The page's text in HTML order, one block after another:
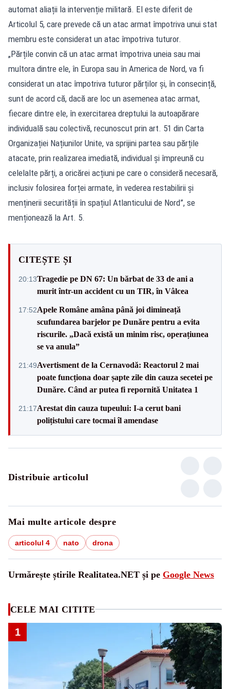
automat aliații la intervenție militară. El este diferit de
Articolul 5, care prevede că un atac armat împotriva unui stat
membru este considerat un atac împotriva tuturor.
„Părțile convin că un atac armat împotriva uneia sau mai
multora dintre ele, în Europa sau în America de Nord, va fi
considerat un atac împotriva tuturor părților și, în consecință,
sunt de acord că, dacă are loc un asemenea atac armat,
fiecare dintre ele, în exercitarea dreptului la autoapărare
individuală sau colectivă, recunoscut prin art. 51 din Carta
Organizației Națiunilor Unite, va sprijini partea sau părțile
atacate, prin realizarea imediată, individual și împreună cu
celelalte părți, a oricărei acțiuni pe care o consideră necesară,
inclusiv folosirea forței armate, în vederea restabilirii și
menținerii securității în spațiul Atlanticului de Nord”, se
menționează la Art. 5.
CITEȘTE ȘI
20:13Tragedie pe DN 67: Un bărbat de 33 de ani a
murit într-un accident cu un TIR, în Vâlcea
17:52Apele Române amâna până joi dimineață
scufundarea barjelor pe Dunăre pentru a evita
riscurile. „Dacă există un minim risc, operațiunea
se va anula”
21:49Avertisment de la Cernavodă: Reactorul 2 mai
poate funcționa doar șapte zile din cauza secetei pe
Dunăre. Când ar putea fi repornită Unitatea 1
21:17Arestat din cauza tupeului: I-a cerut bani
polițistului care tocmai îl amendase
Distribuie articolul
Mai multe articole despre
articolul 4 nato drona
Urmărește știrile Realitatea.NET și pe Google News
CELE MAI CITITE
1